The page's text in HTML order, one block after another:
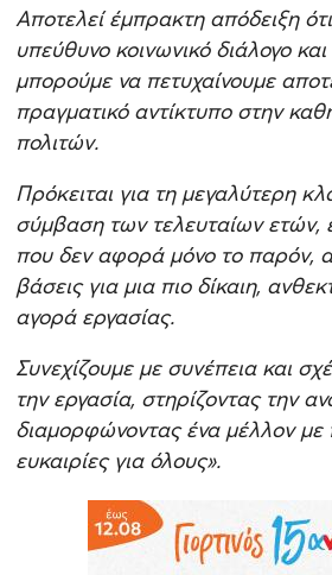
Αποτελεί έμπρακτη απόδειξη
υπεύθυνο κοινωνικό διάλογο
μπορούμε να πετυχαίνουμε
πραγματικό αντίκτυπο στην
πολιτών.
Πρόκειται για τη μεγαλύτερη
σύμβαση των τελευταίων ετών,
που δεν αφορά μόνο το παρόν,
βάσεις για μια πιο δίκαιη,
αγορά εργασίας.
Συνεχίζουμε με συνέπεια και
την εργασία, στηρίζοντας την
διαμορφώνοντας ένα μέλλον με
ευκαιρίες για όλους».